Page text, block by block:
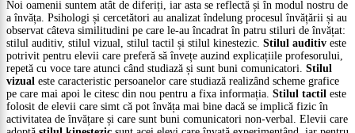
Noi oamenii suntem atât de diferiți, iar asta se reflectă și în modul nostru de
a învăța. Psihologi și cercetători au analizat îndelung procesul învățării și au
observat câteva similitudini pe care le-au încadrat în patru stiluri de învățat:
stilul auditiv, stilul vizual, stilul tactil și stilul kinestezic. Stilul auditiv este
potrivit pentru elevii care preferă să învețe auzind explicațiile profesorului,
repetă cu voce tare atunci când studiază și sunt buni comunicatori. Stilul
vizual este caracteristic persoanelor care studiază realizând scheme grafice
pe care mai apoi le citesc din nou pentru a fixa informația. Stilul tactil este
folosit de elevii care simt că pot învăța mai bine dacă se implică fizic în
activitatea de învățare și care sunt buni comunicatori non-verbal. Elevii care